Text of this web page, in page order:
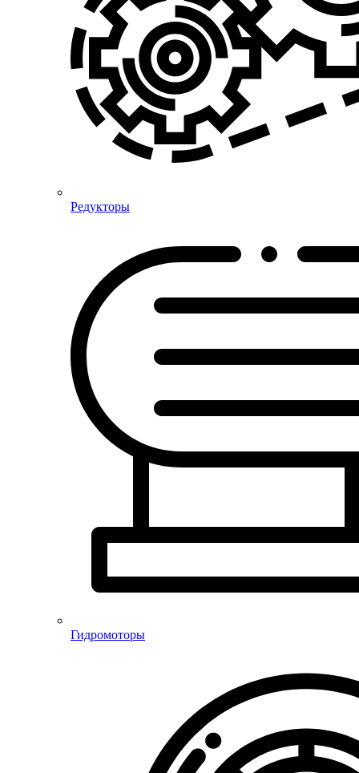
Редукторы
Гидромоторы